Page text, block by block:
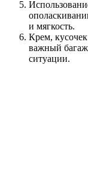
и мягкость.
Крем,
важный
ситуации.